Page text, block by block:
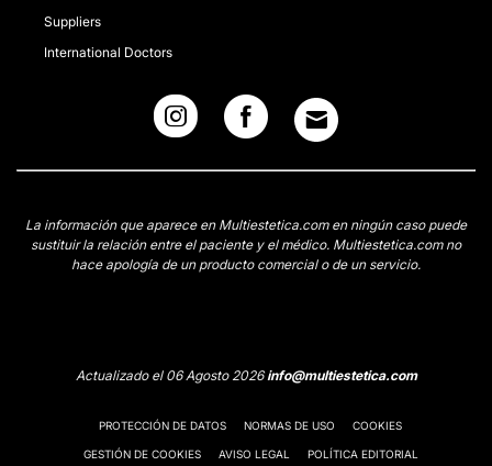
Suppliers
International Doctors
La información que aparece en Multiestetica.com en ningún caso puede
sustituir la relación entre el paciente y el médico. Multiestetica.com no
hace apología de un producto comercial o de un servicio.
Actualizado el 06 Agosto 2026info@multiestetica.com
PROTECCIÓN DE DATOS NORMAS DE USO COOKIES
GESTIÓN DE COOKIES AVISO LEGAL POLÍTICA EDITORIAL